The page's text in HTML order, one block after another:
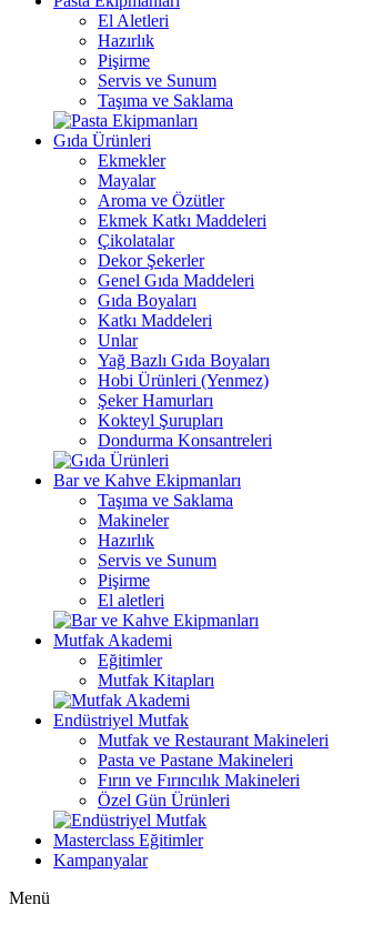
El Aletleri
Hazırlık
Pişirme
Servis ve Sunum
Taşıma ve Saklama
Gıda Ürünleri
Ekmekler
Mayalar
Aroma ve Özütler
Ekmek Katkı Maddeleri
Çikolatalar
Dekor Şekerler
Genel Gıda Maddeleri
Gıda Boyaları
Katkı Maddeleri
Unlar
Yağ Bazlı Gıda Boyaları
Hobi Ürünleri (Yenmez)
Şeker Hamurları
Kokteyl Şurupları
Dondurma Konsantreleri
Bar ve Kahve Ekipmanları
Taşıma ve Saklama
Makineler
Hazırlık
Servis ve Sunum
Pişirme
El aletleri
Mutfak Akademi
Eğitimler
Mutfak Kitapları
Endüstriyel Mutfak
Mutfak ve Restaurant Makineleri
Pasta ve Pastane Makineleri
Fırın ve Fırıncılık Makineleri
Özel Gün Ürünleri
Masterclass Eğitimler
Kampanyalar
Menü